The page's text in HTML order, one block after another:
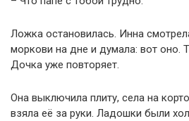
Ложка остановилась. Инна
моркови на дне и думала: вот оно.
Дочка уже повторяет.
Она выключила плиту, села на
взяла её за руки. Ладошки были